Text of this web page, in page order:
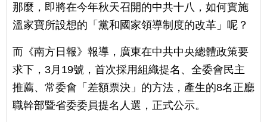
那麼，即將在今年秋天召開的中共十八，如何實施
溫家寶所設想的「黨和國家領導制度的改革」呢？
而《南方日報》報導，廣東在中共中央總體政策要
求下，3月19號，首次採用組織提名、全委會民主
推薦、常委會「差額票決」的方法，產生的8名正廳
職幹部暨省委委員提名人選，正式公示。